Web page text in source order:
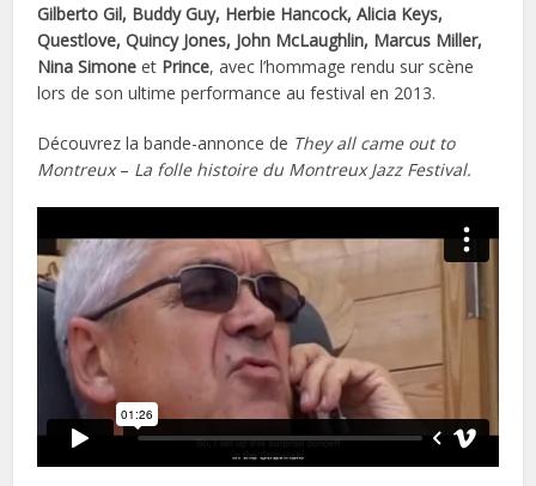
Gilberto Gil, Buddy Guy, Herbie Hancock, Alicia Keys,
Questlove, Quincy Jones, John McLaughlin, Marcus Miller,
Nina Simone et Prince, avec l’hommage rendu sur scène
lors de son ultime performance au festival en 2013.
Découvrez la bande-annonce de They all came out to
Montreux– La folle histoire du Montreux Jazz Festival.